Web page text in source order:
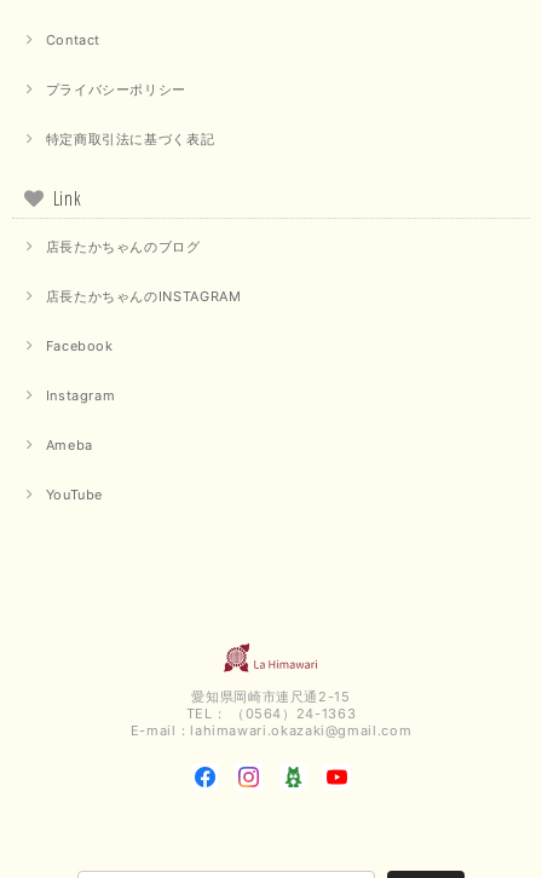
Contact
プライバシーポリシー
特定商取引法に基づく表記
Link
店長たかちゃんのブログ
店長たかちゃんのINSTAGRAM
Facebook
Instagram
Ameba
YouTube
愛知県岡崎市連尺通2-15
TEL： （0564）24-1363
E-mail： lahimawari.okazaki@gmail.com